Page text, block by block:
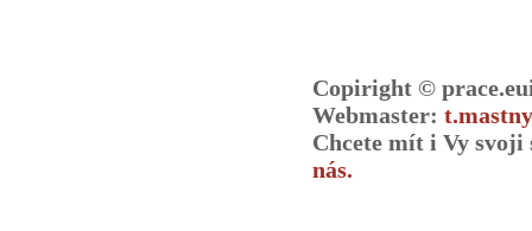
Copiright ©
Webmaster:
Chcete mít i Vy
nás.